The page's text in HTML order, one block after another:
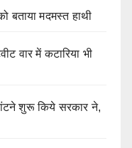
बताया मदमस्त हाथी
वार में कटारिया भी
शुरू किये सरकार ने,